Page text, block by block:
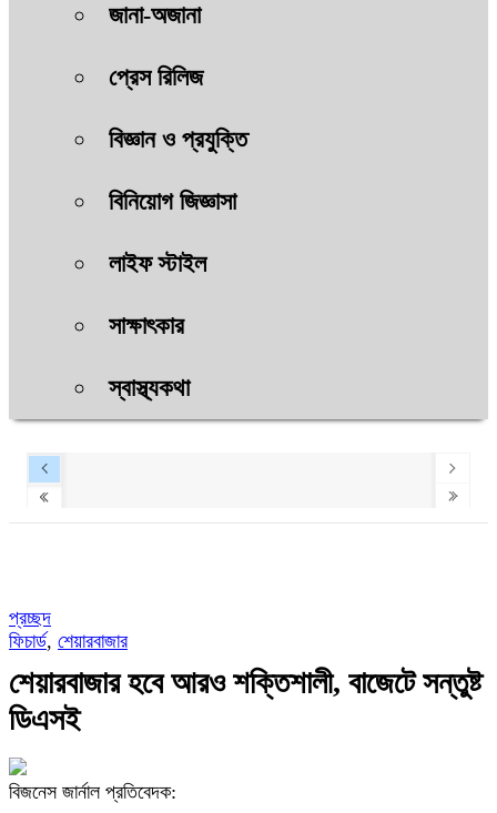
জানা-অজানা
প্রেস রিলিজ
বিজ্ঞান ও প্রযুক্তি
বিনিয়োগ জিজ্ঞাসা
লাইফ স্টাইল
সাক্ষাৎকার
স্বাস্থ্যকথা
প্রচ্ছদ
ফিচার্ড, শেয়ারবাজার
শেয়ারবাজার হবে আরও শক্তিশালী, বাজেটে সন্তুষ্ট
ডিএসই
বিজনেস জার্নাল প্রতিবেদক: